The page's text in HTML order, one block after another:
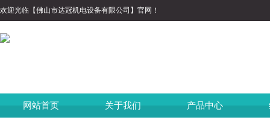
欢迎光临【佛山市达冠机电设备有限公司】官网！
网站首页 关于我们 产品中心